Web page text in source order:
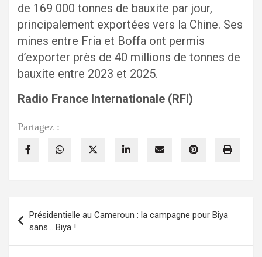
de 169 000 tonnes de bauxite par jour,
principalement exportées vers la Chine. Ses
mines entre Fria et Boffa ont permis
d’exporter près de 40 millions de tonnes de
bauxite entre 2023 et 2025.
Radio France Internationale (RFI)
Partagez :
de
l’article
Présidentielle au Cameroun : la campagne pour Biya
sans… Biya !